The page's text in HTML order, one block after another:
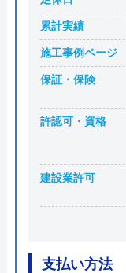
累計実績
施工事例ページ
保証・保険
許認可・資格
建設業許可
支払い方法